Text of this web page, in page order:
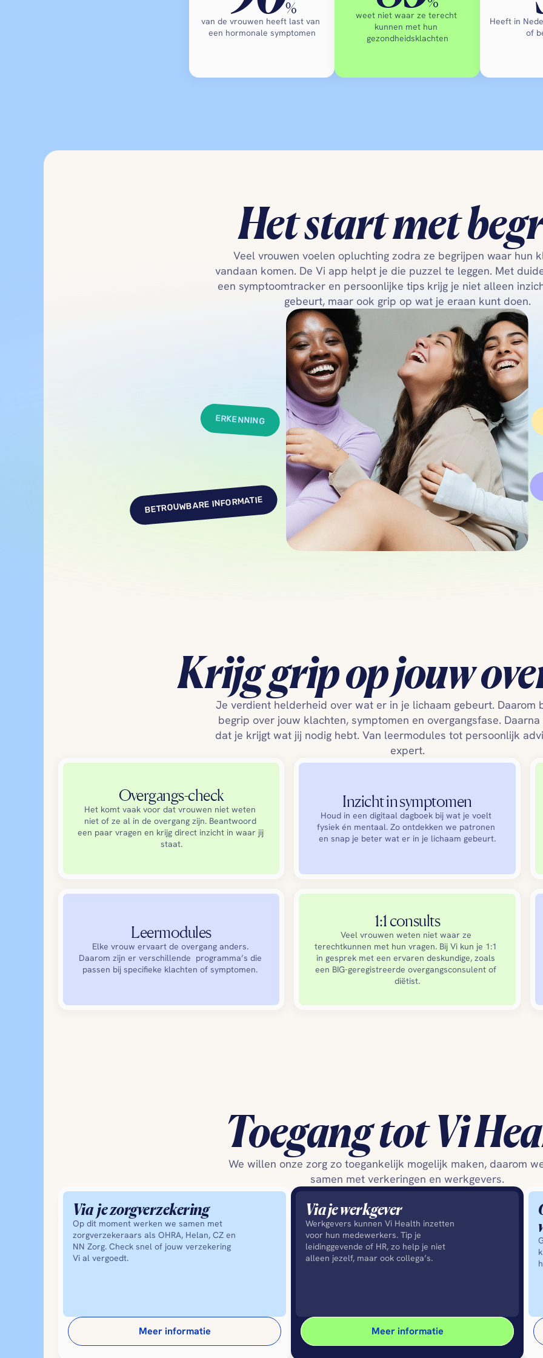
%
van de vrouwen heeft last van
een hormonale symptomen
weet niet waar ze terecht
kunnen met hun
gezondheidsklachten
Heeft in
of
Het start met
Veel vrouwen voelen opluchting zodra ze begrijpen waar hun
vandaan komen. De Vi app helpt je die puzzel te leggen. Met
een symptoomtracker en persoonlijke tips krijg je niet alleen
gebeurt, maar ook grip op wat je eraan kunt doen.
BETROUWBARE INFORMATIE
ERKENNING
Krijg grip op jouw
Je verdient helderheid over wat er in je lichaam gebeurt. Daarom
begrip over jouw klachten, symptomen en overgangsfase.
dat je krijgt wat jij nodig hebt. Van leermodules tot persoonlijk
expert.
Overgangs-check
Het komt vaak voor dat vrouwen niet weten
niet of ze al in de overgang zijn. Beantwoord
een paar vragen en krijg direct inzicht in waar jij
staat.
Inzicht in symptomen
Houd in een digitaal dagboek bij wat je voelt
fysiek én mentaal. Zo ontdekken we patronen
en snap je beter wat er in je lichaam gebeurt.
Leermodules
Elke vrouw ervaart de overgang anders.
Daarom zijn er verschillende  programma’s die
passen bij specifieke klachten of symptomen.
1:1 consults
Veel vrouwen weten niet waar ze
terechtkunnen met hun vragen. Bij Vi kun je 1:1
in gesprek met een ervaren deskundige, zoals
een BIG-geregistreerde overgangsconsulent of
diëtist.
Toegang totVi
We willen onze zorg zo toegankelijk mogelijk maken, daarom
samen met verkeringen en werkgevers.
Via  je zorgverzekering
Op dit moment werken we samen met
zorgverzekeraars als OHRA, Helan, CZ en
NN Zorg. Check snel of jouw verzekering
Vi al vergoedt.
Meer informatie
Via je werkgever
Werkgevers kunnen Vi Health inzetten
voor hun medewerkers. Tip je
leidinggevende of HR, zo help je niet
alleen jezelf, maar ook collega’s.
Meer informatie